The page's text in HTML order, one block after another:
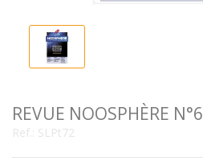
REVUE NOOSPHÈRE N°6
Ref.: SLPt72